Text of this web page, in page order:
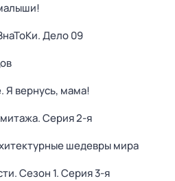
Дело 09
Я вернусь, мама!
. Серия 2-я
шедевры мира
. Сезон 1. Серия 3-я